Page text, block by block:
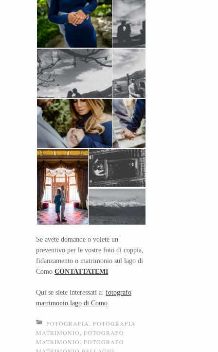
Se avete domande o volete un
preventivo per le vostre foto di coppia,
fidanzamento o matrimonio sul lago di
Como CONTATTATEMI
Qui se siete interessati a: fotografo
matrimonio lago di Como
FOTOGRAFIA
FOTOGRAFIA
MATRIMONIO
FOTOGRAFO
MATRIMONIO
FOTOGRAFO